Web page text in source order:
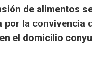
siguiente:
de alimentos
por la convivencia
en el domicilio